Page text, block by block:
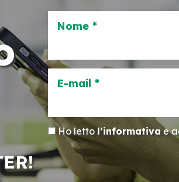
Nome *
E-mail *
Ho letto l’informativae